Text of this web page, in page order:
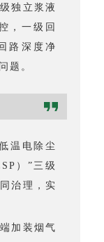
独立浆液
，一级回
路深度净
题。
温电除尘
）”三级
治理，实
加装烟气